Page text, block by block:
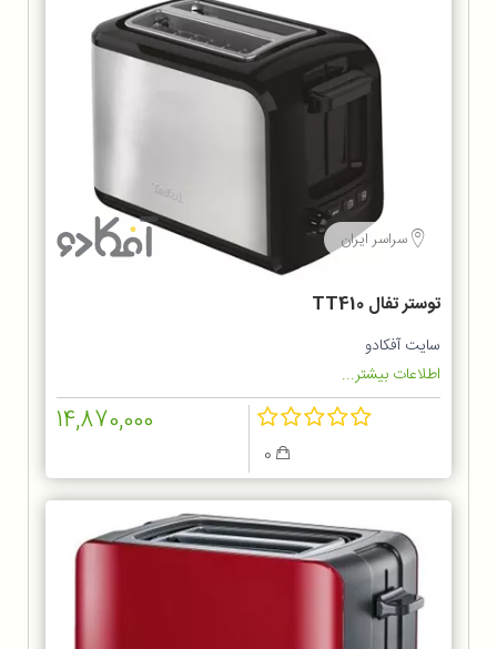
سراسر ایران
توستر تفال TT410
سایت آفکادو
اطلاعات بیشتر...
14,870,000